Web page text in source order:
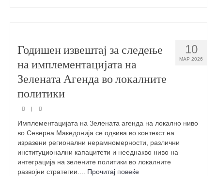
10
МАР 2026
Годишен извештај за следење
на имплементацијата на
Зелената Агенда во локалните
политики
Имплементацијата на Зелената агенда на локално ниво
во Северна Македонија се одвива во контекст на
изразени регионални нерамномерности, различни
институционални капацитети и нееднакво ниво на
интеграција на зелените политики во локалните
развојни стратегии.... Прочитај повеќе